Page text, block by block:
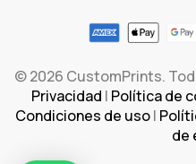
© 2026 CustomPrints.
Privacidad | Política de
Condiciones de uso|
de